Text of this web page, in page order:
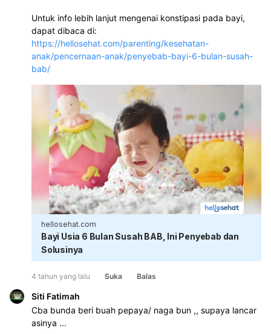
Untuk info lebih lanjut mengenai konstipasi pada bayi,
https://hellosehat.com/parenting/kesehatan-
anak/pencernaan-anak/penyebab-bayi-6-bulan-susah-
bab/
hellosehat.com
Bayi Usia 6 Bulan Susah BAB, Ini Penyebab dan
Solusinya
4 tahun yang lalu Suka Balas
Siti Fatimah
Cba bunda beri buah pepaya/ naga bun ,, supaya lancar
asinya ...